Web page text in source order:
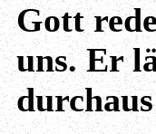
Gott
uns. Er